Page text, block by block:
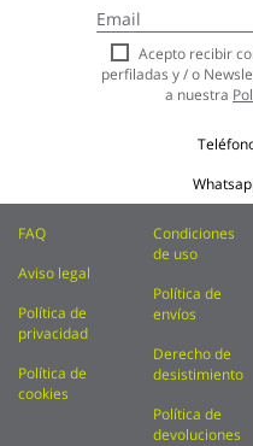
a
nuestro
boletín
de
Acepto recibir
perfiladas y / o
a nuestra
FAQ
Aviso legal
Política de
privacidad
Política de
cookies
Condiciones
de uso
Política de
envíos
Derecho de
desistimiento
Política de
devoluciones